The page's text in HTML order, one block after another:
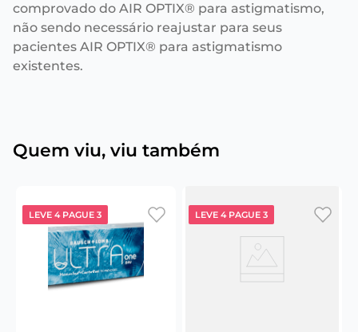
comprovado do AIR OPTIX® para astigmatismo,
não sendo necessário reajustar para seus
pacientes AIR OPTIX® para astigmatismo
existentes.
Quem viu, viu também
LEVE 4 PAGUE 3 LEVE 4 PAGUE 3